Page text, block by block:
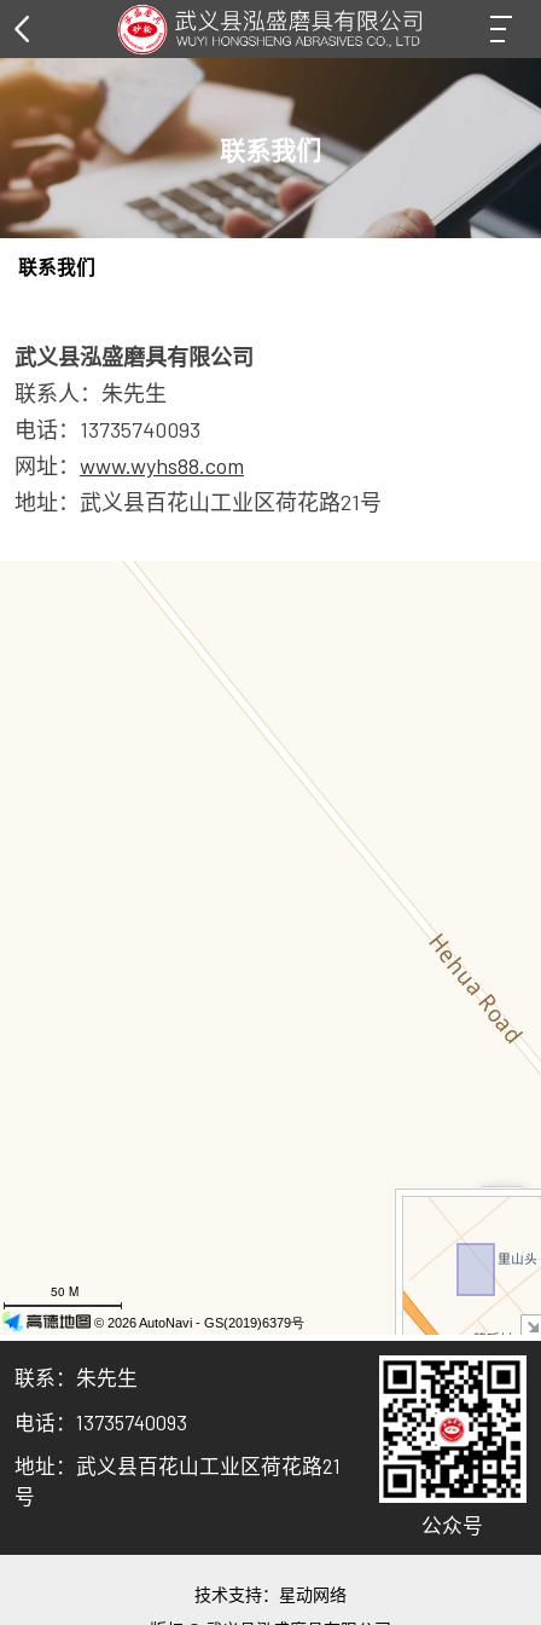
联系我们
联系我们
武义县泓盛磨具有限公司
联系人：朱先生
电话：13735740093
网址： www.wyhs88.com
地址：武义县百花山工业区荷花路21号
联系：朱先生
电话：13735740093
地址：武义县百花山工业区荷花路21
号
公众号
技术支持： 星动网络